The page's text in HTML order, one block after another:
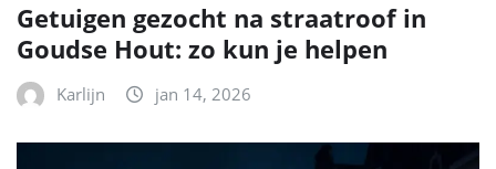
Getuigen gezocht na straatroof in
Goudse Hout: zo kun je helpen
Karlijn jan 14, 2026